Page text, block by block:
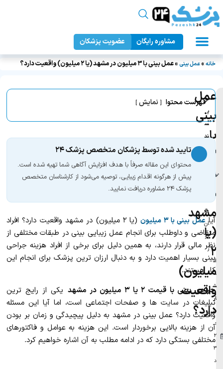
مشاوره رایگان عضویت پزشکان
خانه»عمل بینی»عمل بینی با ۳ میلیون در مشهد (یا ۲ میلیون) واقعیت دارد؟
عمل
بینی
با
۳
میلیون
در
مشهد
(یا
۲
میلیون)
واقعیت
دارد؟
نو
ی
س
ند
ه:
فر
ض
ان
پو
ر
ان
ت
ش
ار
در
:
۲
۳
د
فهرست محتوا نمایش
تایید شده توسط پزشکان متخصص پزشک ۲۴
محتوای این مقاله صرفاً با هدف افزایش آگاهی شما تهیه شده است.
پیش از هرگونه اقدام زیبایی، توصیه می‌شود از کارشناسان متخصص
پزشک ۲۴ مشاوره دریافت نمایید.
آیاعمل بینی با ۳ میلیون
(یا ۲ میلیون) در مشهد واقعیت دارد؟ افراد
متقاضی و داوطلب برای انجام عمل زیبایی بینی در طبقات مختلفی از
نظر مالی قرار دارند، به همین دلیل برای برخی از افراد هزینه جراحی
بینی بسیار اهمیت دارد و به دنبال ارزان ترین پزشک برای انجام این
کار هستند.
جراحی بینی با قیمت ۲ یا ۳ میلیون در مشهد
یکی از رایج ترین
تبلیغات در سایت ها و صفحات اجتماعی است، اما آیا این مسئله
واقعیت دارد؟ عمل بینی در مشهد به دلیل پیچیدگی و زمان بر بودن
آن از هزینه بالایی برخوردار است. این هزینه به عوامل و فاکتورهای
مختلفی بستگی دارد که در ادامه مطلب به آن اشاره خواهیم کرد.